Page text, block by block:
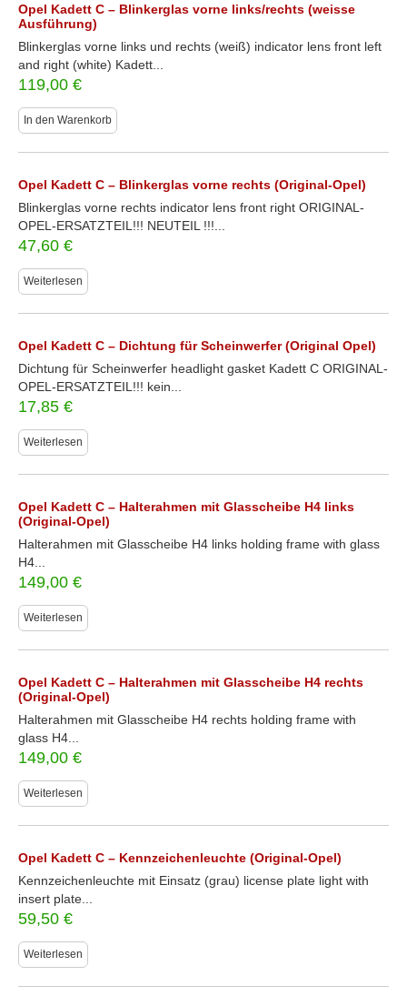
Opel Kadett C – Blinkerglas vorne links/rechts (weisse
Ausführung)
Blinkerglas vorne links und rechts (weiß) indicator lens front left
and right (white) Kadett...
119,00 €
In den Warenkorb
Opel Kadett C – Blinkerglas vorne rechts (Original-Opel)
Blinkerglas vorne rechts indicator lens front right ORIGINAL-
OPEL-ERSATZTEIL!!! NEUTEIL !!!...
47,60 €
Weiterlesen
Opel Kadett C – Dichtung für Scheinwerfer (Original Opel)
Dichtung für Scheinwerfer headlight gasket Kadett C ORIGINAL-
OPEL-ERSATZTEIL!!! kein...
17,85 €
Weiterlesen
Opel Kadett C – Halterahmen mit Glasscheibe H4 links
(Original-Opel)
Halterahmen mit Glasscheibe H4 links holding frame with glass
H4...
149,00 €
Weiterlesen
Opel Kadett C – Halterahmen mit Glasscheibe H4 rechts
(Original-Opel)
Halterahmen mit Glasscheibe H4 rechts holding frame with
glass H4...
149,00 €
Weiterlesen
Opel Kadett C – Kennzeichenleuchte (Original-Opel)
Kennzeichenleuchte mit Einsatz (grau) license plate light with
insert plate...
59,50 €
Weiterlesen